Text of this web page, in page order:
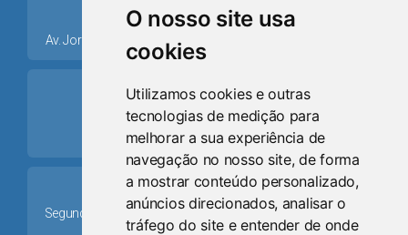
O nosso site usa
cookies
Utilizamos cookies e outras
tecnologias de medição para
melhorar a sua experiência de
navegação no nosso site, de forma
a mostrar conteúdo personalizado,
anúncios direcionados, analisar o
tráfego do site e entender de onde
place
Av. Jorge Dariva, 1211, Centro CEP: 95520.000 - Osório/RS
ring_volume
Telefone
(51) 9 8024-0884
Schedule
Segunda-feira a Sexta-feira: 08h às 12h e das 13h30min às